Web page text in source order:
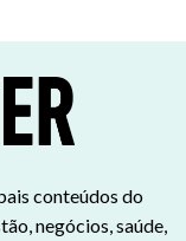
conteúdos do
negócios, saúde,